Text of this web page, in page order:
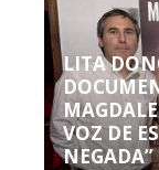
LITA
VOZ DE
NEGADA”